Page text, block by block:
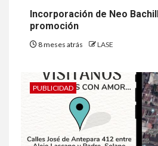
Incorporación de Neo
promoción
8 meses atrás LASE
PUBLICIDAD